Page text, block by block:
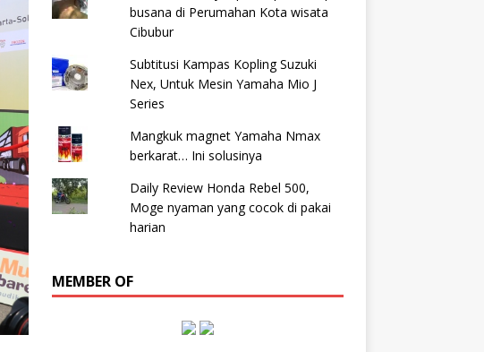
busana di Perumahan Kota wisata
Cibubur
Subtitusi Kampas Kopling Suzuki
Nex, Untuk Mesin Yamaha Mio J
Series
Mangkuk magnet Yamaha Nmax
berkarat… Ini solusinya
Daily Review Honda Rebel 500,
Moge nyaman yang cocok di pakai
harian
MEMBER OF